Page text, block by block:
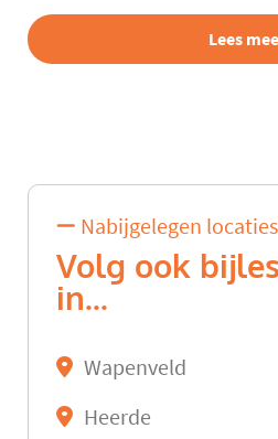
Lees
Nabijgelegen locaties
Volg ook
in...
Wapenveld
Heerde